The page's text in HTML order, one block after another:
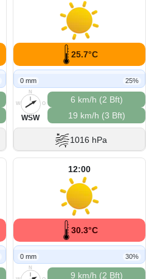
25.7°C
0 mm 25%
N
O
S
W
WSW
6 km/h (2 Bft)
19 km/h (3 Bft)
1016 hPa
12:00
30.3°C
0 mm 30%
N
9 km/h (2 Bft)